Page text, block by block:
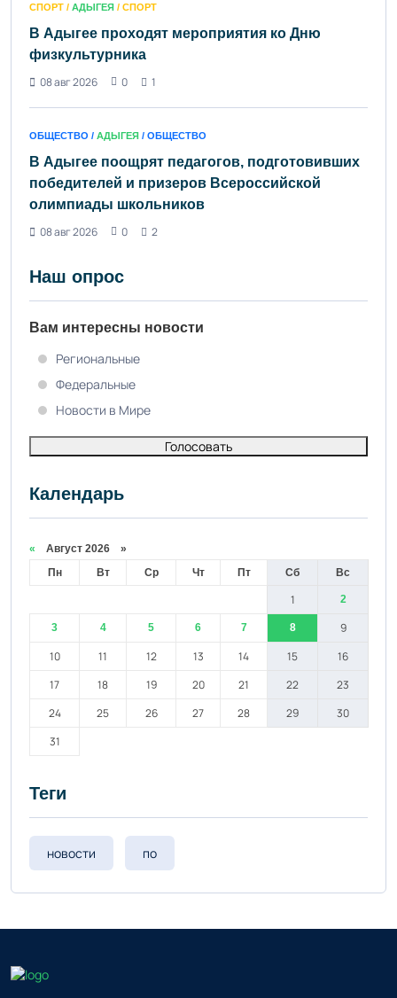
СПОРТ / АДЫГЕЯ / СПОРТ
В Адыгее проходят мероприятия ко Дню
физкультурника
08 авг 2026
0 1
ОБЩЕСТВО / АДЫГЕЯ / ОБЩЕСТВО
В Адыгее поощрят педагогов, подготовивших
победителей и призеров Всероссийской
олимпиады школьников
08 авг 2026
0 2
Наш опрос
Вам интересны новости
Региональные
Федеральные
Новости в Мире
Голосовать
Календарь
« Август 2026 »
Пн
Вт Ср Чт Пт Сб Вс
1 2
3 4 5 6 7 8
9
10
11 12 13 14 15
16
17
18 19 20 21 22
23
24
25 26 27 28 29
30
31
Теги
новости по